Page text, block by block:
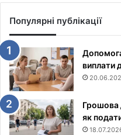
Популярні публікації
виплати
Грошова
як